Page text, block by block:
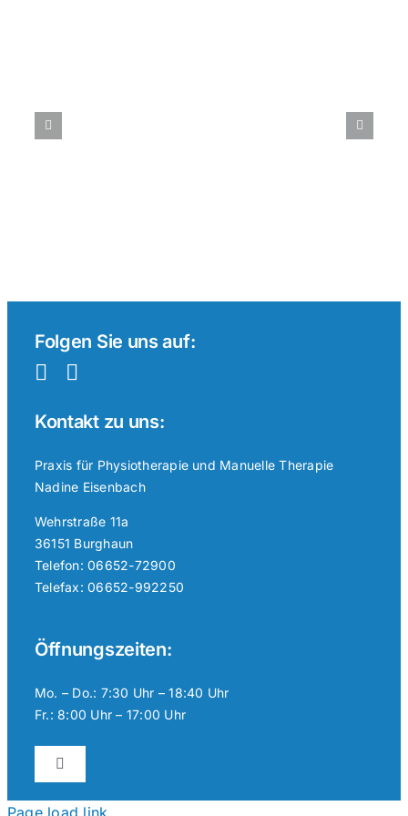
Folgen Sie uns auf:
Kontakt zu uns:
Praxis für Physiotherapie und Manuelle Therapie
Nadine Eisenbach
Wehrstraße 11a
36151 Burghaun
Telefon: 06652-72900
Telefax: 06652-992250
Öffnungszeiten:
Mo. – Do.: 7:30 Uhr – 18:40 Uhr
Fr.: 8:00 Uhr – 17:00 Uhr
Toggle
Datenschutzerklärung